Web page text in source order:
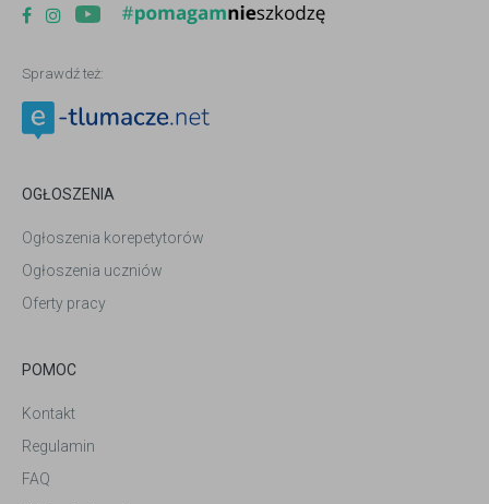
Sprawdź też:
OGŁOSZENIA
Ogłoszenia korepetytorów
Ogłoszenia uczniów
Oferty pracy
POMOC
Kontakt
Regulamin
FAQ